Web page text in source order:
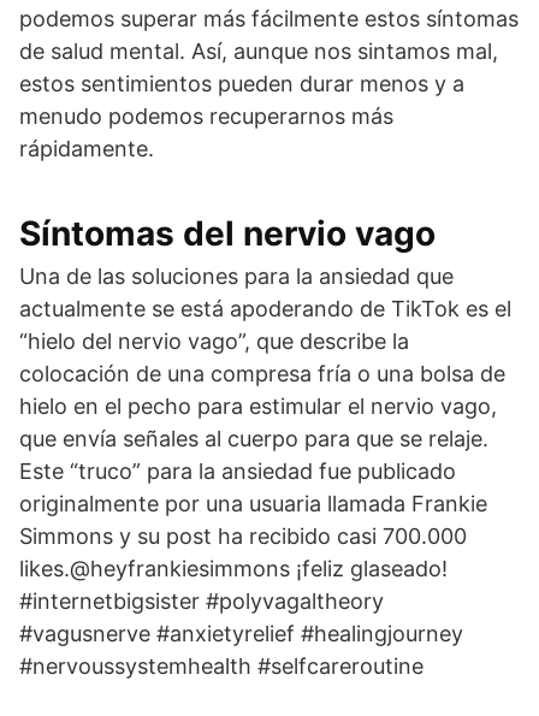
podemos superar más fácilmente estos síntomas
de salud mental. Así, aunque nos sintamos mal,
estos sentimientos pueden durar menos y a
menudo podemos recuperarnos más
rápidamente.
Síntomas del nervio vago
Una de las soluciones para la ansiedad que
actualmente se está apoderando de TikTok es el
“hielo del nervio vago”, que describe la
colocación de una compresa fría o una bolsa de
hielo en el pecho para estimular el nervio vago,
que envía señales al cuerpo para que se relaje.
Este “truco” para la ansiedad fue publicado
originalmente por una usuaria llamada Frankie
Simmons y su post ha recibido casi 700.000
likes.@heyfrankiesimmons ¡feliz glaseado!
#internetbigsister #polyvagaltheory
#vagusnerve #anxietyrelief #healingjourney
#nervoussystemhealth #selfcareroutine